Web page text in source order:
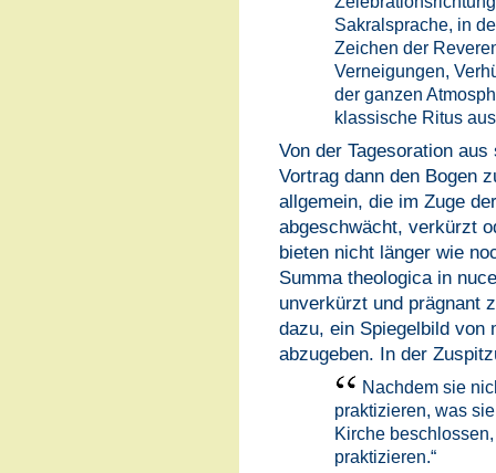
Sakralsprache, in
Zeichen der
Verneigungen,
der ganzen
klassische Ritus
Von der Tagesoration
Vortrag dann den Bogen
allgemein, die im Zuge
abgeschwächt, verkürzt
bieten nicht länger wie
Summa theologica in
unverkürzt und prägnant
dazu, ein Spiegelbild von
abzugeben. In der
Nachdem sie
praktizieren, was
Kirche
praktizieren.“